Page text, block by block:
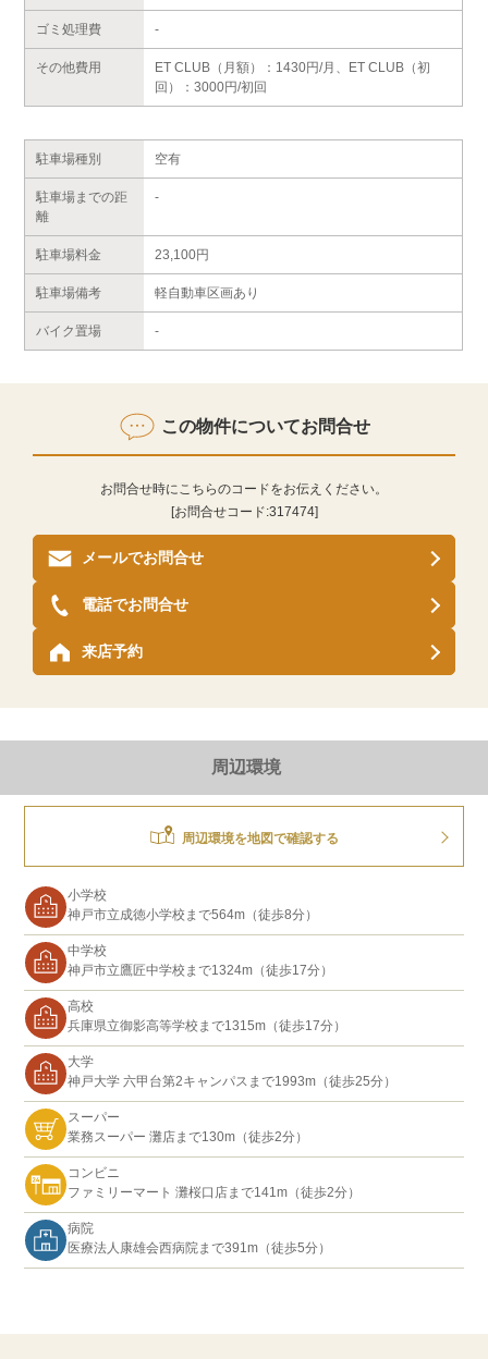
ゴミ処理費 -
その他費用
ET CLUB（月額）：1430円/月、ET CLUB（初
回）：3000円/初回
駐車場種別 空有
駐車場までの距
離
-
駐車場料金 23,100円
駐車場備考 軽自動車区画あり
バイク置場 -
この物件についてお問合せ
お問合せ時にこちらのコードをお伝えください。
[お問合せコード:317474]
メールでお問合せ
来店予約
電話でお問合せ
周辺環境
周辺環境を地図で確認する
小学校
神戸市立成徳小学校まで564m（徒歩8分）
中学校
神戸市立鷹匠中学校まで1324m（徒歩17分）
高校
兵庫県立御影高等学校まで1315m（徒歩17分）
大学
神戸大学 六甲台第2キャンパスまで1993m（徒歩25分）
スーパー
業務スーパー 灘店まで130m（徒歩2分）
コンビニ
ファミリーマート 灘桜口店まで141m（徒歩2分）
病院
医療法人康雄会西病院まで391m（徒歩5分）